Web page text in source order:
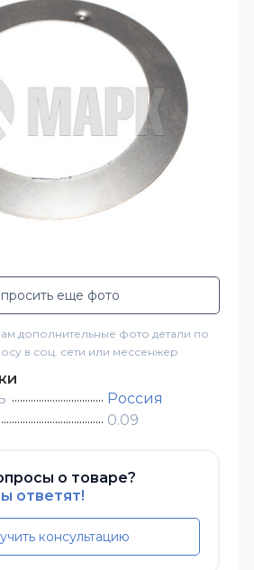
еще фото
дополнительные фото детали по
в соц. сети или мессенжер
Россия
0.09
о товаре?
ответят!
консультацию